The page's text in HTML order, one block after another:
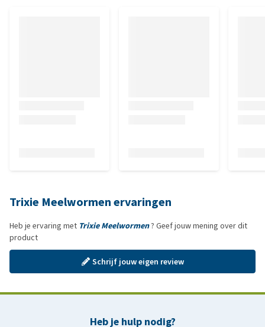
Trixie Meelwormen ervaringen
Heb je ervaring met Trixie Meelwormen? Geef jouw mening over dit
product
Schrijf jouw eigen review
Heb je hulp nodig?